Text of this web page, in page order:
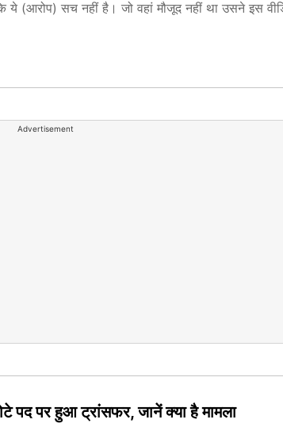
ये (आरोप) सच नहीं है। जो वहां मौजूद नहीं था उसने इस
Advertisement
पद पर हुआ ट्रांसफर, जानें क्या है मामला